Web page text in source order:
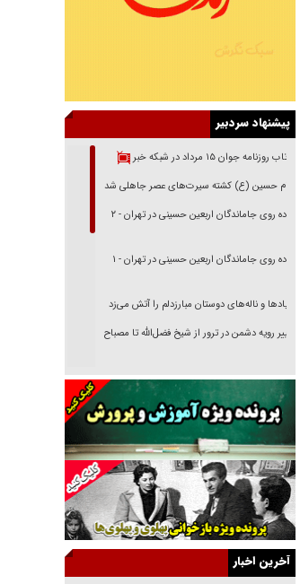
پیشنهاد سردبیر
بازتاب روزنامه جوان ۱۵ مرداد در شبکه خبر
امام حسین (ع) کشته سیرت‌های عصر جاهلی شد
پیاده روی جاماندگان اربعین حسینی در تهران - ۲
پیاده روی جاماندگان اربعین حسینی در تهران - ۱
فریاد‌ها و ناله‌های دوستان مبارزدلم را آتش می‌زد
تغییر رویه دشمن در ترور از شیخ فضل‌الله تا مصباح
خرید قسطی اولش خنده و آخرش گریه است!
فوتبال و آن «بالا»!
راهبرد غافلگیری با نسل جدید پهپاد‌ها
جنجال پزشکان تقلبی در صنعت زیبایی
یهودی‌ها در ادبیات داستانی اروپا؛ از شکسپیر تا
دیکنز
گفت‌وگو با خواهر یکی از شهدای جنگ رمضان/
خواهرم فرمانده جهادی و اهل خدمت بی‌منت بود
آخرین اخبار